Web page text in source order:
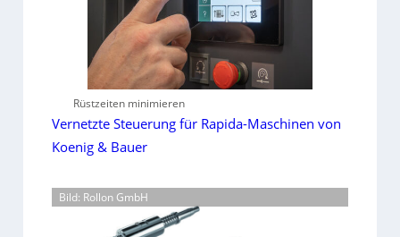
Rüstzeiten minimieren
Vernetzte Steuerung für Rapida-Maschinen von
Koenig & Bauer
Bild: Rollon GmbH